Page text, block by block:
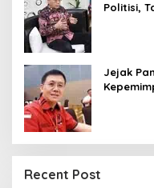
Politisi,
Jejak
Recent Post